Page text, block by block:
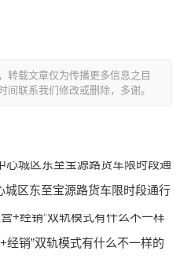
转载文章仅为传播更多信息之目
间联系我们修改或删除，多谢。
城区东至宝源路货车限时段通行
经销”双轨模式有什么不一样的